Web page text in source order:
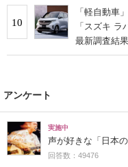
10
「軽自動車
「スズキ
最新調査結果
アンケート
実施中
声が好きな「日本
回答数：49476